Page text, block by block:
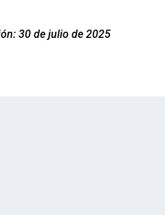
30 de julio de 2025